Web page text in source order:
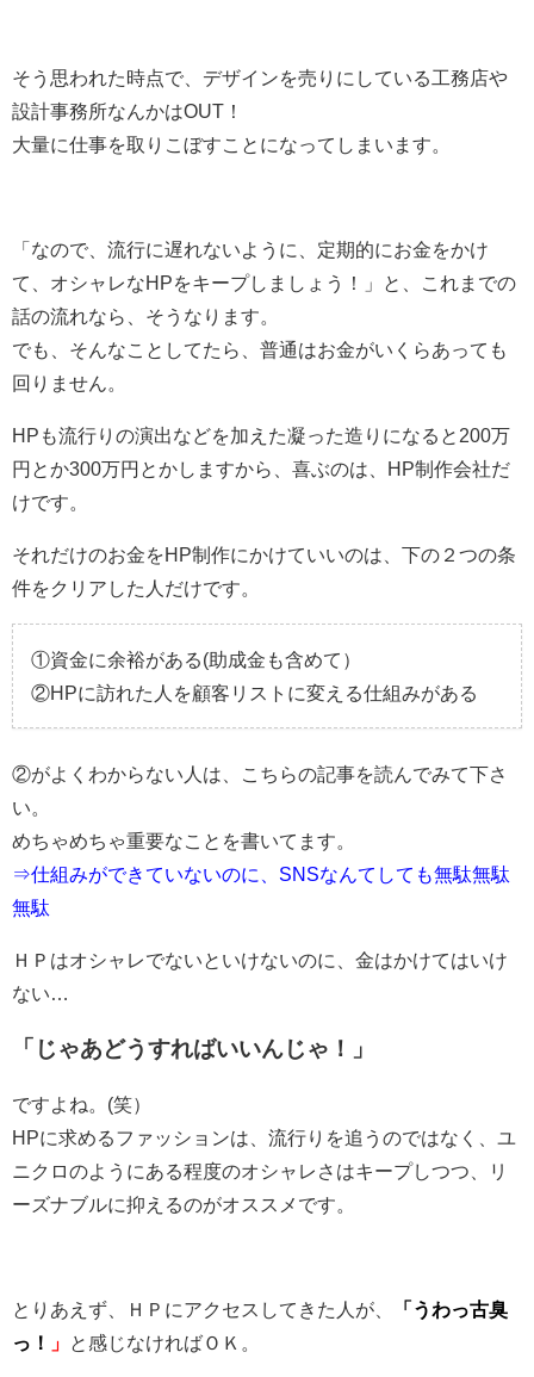
そう思われた時点で、デザインを売りにしている工務店や
設計事務所なんかはOUT！
大量に仕事を取りこぼすことになってしまいます。
「なので、流行に遅れないように、定期的にお金をかけ
て、オシャレなHPをキープしましょう！」と、これまでの
話の流れなら、そうなります。
でも、そんなことしてたら、普通はお金がいくらあっても
回りません。
HPも流行りの演出などを加えた凝った造りになると200万
円とか300万円とかしますから、喜ぶのは、HP制作会社だ
けです。
それだけのお金をHP制作にかけていいのは、下の２つの条
件をクリアした人だけです。
①資金に余裕がある(助成金も含めて）
②HPに訪れた人を顧客リストに変える仕組みがある
②がよくわからない人は、こちらの記事を読んでみて下さ
い。
めちゃめちゃ重要なことを書いてます。
⇒仕組みができていないのに、SNSなんてしても無駄無駄
無駄
ＨＰはオシャレでないといけないのに、金はかけてはいけ
ない…
「じゃあどうすればいいんじゃ！」
ですよね。(笑）
HPに求めるファッションは、流行りを追うのではなく、ユ
ニクロのようにある程度のオシャレさはキープしつつ、リ
ーズナブルに抑えるのがオススメです。
とりあえず、ＨＰにアクセスしてきた人が、
「うわっ古臭
っ！
」 と感じなければＯＫ。